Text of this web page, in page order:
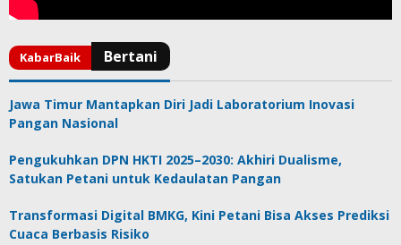
Jawa Timur Mantapkan Diri Jadi Laboratorium Inovasi
Pangan Nasional
Pengukuhkan DPN HKTI 2025–2030: Akhiri Dualisme,
Satukan Petani untuk Kedaulatan Pangan
Transformasi Digital BMKG, Kini Petani Bisa Akses Prediksi
Cuaca Berbasis Risiko